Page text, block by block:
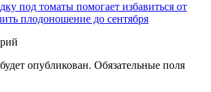
под томаты помогает избавиться от
плодоношение до сентября
опубликован. Обязательные поля